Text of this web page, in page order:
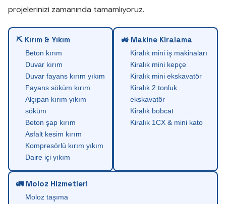
projelerinizi zamanında tamamlıyoruz.
⛏ Kırım & Yıkım
Beton kırım
Duvar kırım
Duvar fayans kırım yıkım
Fayans söküm kırım
Alçıpan kırım yıkım
söküm
Beton şap kırım
Asfalt kesim kırım
Kompresörlü kırım yıkım
Daire içi yıkım
🚜 Makine Kiralama
Kiralık mini iş makinaları
Kiralık mini kepçe
Kiralık mini ekskavatör
Kiralık 2 tonluk
ekskavatör
Kiralık bobcat
Kiralık 1CX & mini kato
🚛 Moloz Hizmetleri
Moloz taşıma